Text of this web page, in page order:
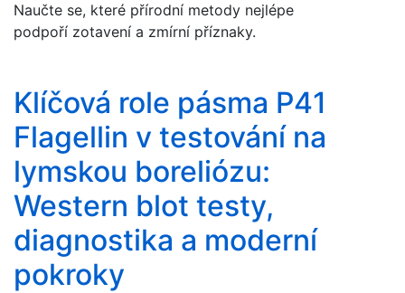
Naučte se, které přírodní metody nejlépe
podpoří zotavení a zmírní příznaky.
Klíčová role pásma P41
Flagellin v testování na
lymskou boreliózu:
Western blot testy,
diagnostika a moderní
pokroky